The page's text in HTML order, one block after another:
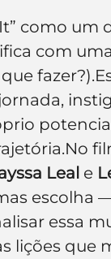
como um
com
Leal e
escolha
essa
lições que